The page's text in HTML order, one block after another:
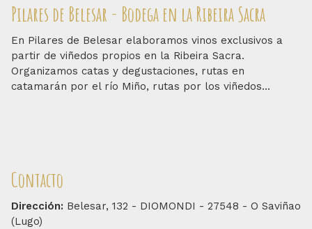
Pilares de Belesar - Bodega en la Ribeira Sacra
En Pilares de Belesar elaboramos vinos exclusivos a
partir de viñedos propios en la Ribeira Sacra.
Organizamos catas y degustaciones, rutas en
catamarán por el río Miño, rutas por los viñedos...
Contacto
Dirección: Belesar, 132 - DIOMONDI - 27548 - O Saviñao
(Lugo)